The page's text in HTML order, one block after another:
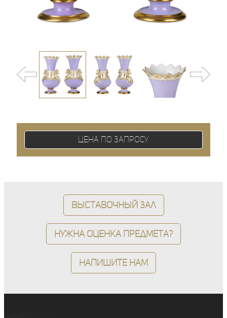
Цена по запросу
Выставочный зал
Нужна оценка предмета?
Напишите нам